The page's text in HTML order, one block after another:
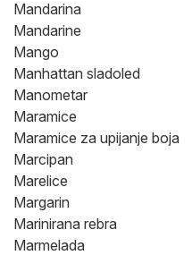
Mandarina
Mandarine
Mango
Manhattan sladoled
Manometar
Maramice
Maramice za upijanje boja
Marcipan
Marelice
Margarin
Marinirana rebra
Marmelada